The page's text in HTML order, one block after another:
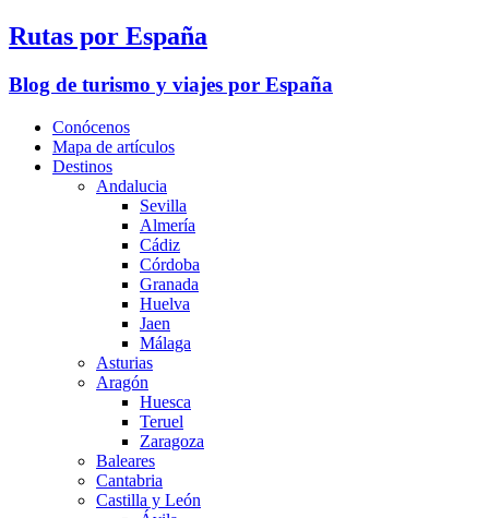
Rutas por España
Blog de turismo y viajes por España
Conócenos
Mapa de artículos
Destinos
Andalucia
Sevilla
Almería
Cádiz
Córdoba
Granada
Huelva
Jaen
Málaga
Asturias
Aragón
Huesca
Teruel
Zaragoza
Baleares
Cantabria
Castilla y León